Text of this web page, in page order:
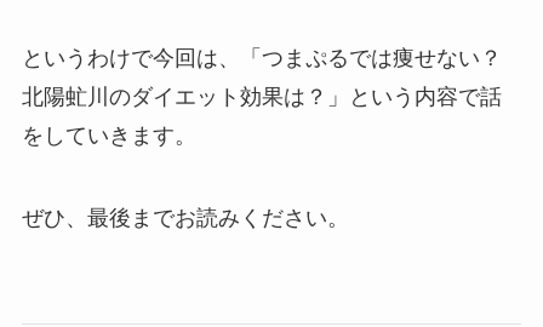
というわけで今回は、「つまぷるでは痩せない？
北陽虻川のダイエット効果は？」という内容で話
をしていきます。
ぜひ、最後までお読みください。